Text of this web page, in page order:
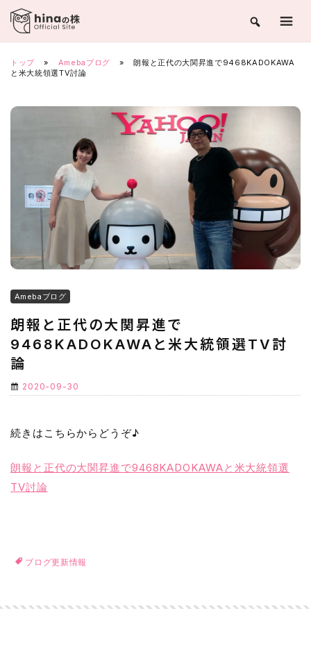
Skip
content
トップ » Amebaブログ »
朗報と正代の大関昇進で9468KADOKAWA
と米大統領選TV討論
Amebaブログ
朗報と正代の大関昇進で
9468KADOKAWAと米大統領選TV討
論
2020-09-30
続きはこちらからどうぞ♪
朗報と正代の大関昇進で9468KADOKAWAと米大統領選
TV討論
ブログ更新情報